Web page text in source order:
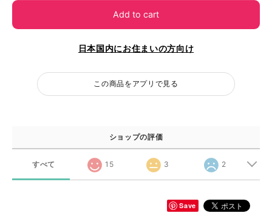
Add to cart
日本国内にお住まいの方向け
この商品をアプリで見る
ショップの評価
すべて 15 3 2
Save